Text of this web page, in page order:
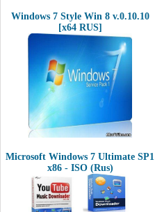
Windows 7 Style Win 8 v.0.10.10
[x64 RUS]
Microsoft Windows 7 Ultimate SP1
x86 - ISO (Rus)